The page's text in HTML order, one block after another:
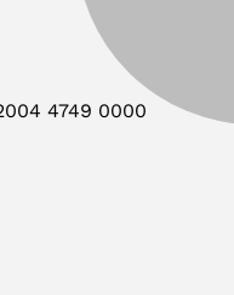
4749 0000